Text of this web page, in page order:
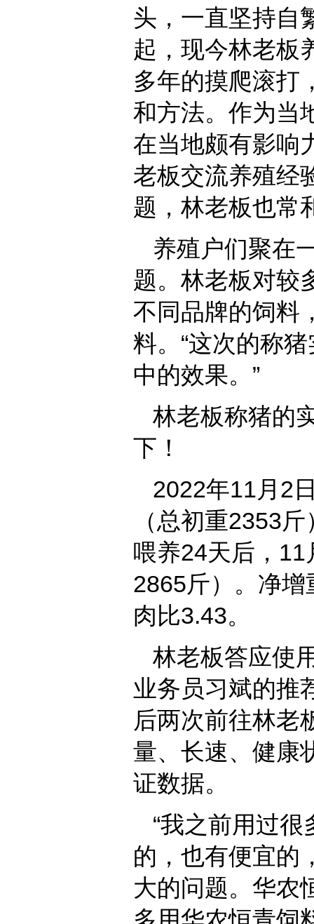
头，一直坚持自
起，现今林老板
多年的摸爬滚打
和方法。作为当
在当地颇有影响
老板交流养殖经
题，林老板也常
养殖户们聚在
题。林老板对较
不同品牌的饲料
料。“这次的称
中的效果。”
林老板称猪的
下！
2022年11月2
（总初重2353
喂养24天后，
2865斤）。净
肉比3.43。
林老板答应使
业务员习斌的推
后两次前往林老
量、长速、健康
证数据。
“我之前用过
的，也有便宜的
大的问题。华农